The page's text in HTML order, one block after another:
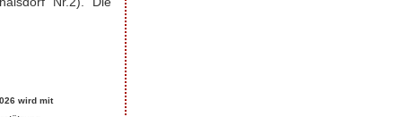
wird mit